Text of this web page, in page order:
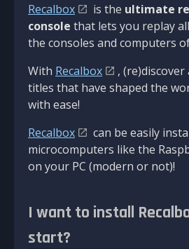
Recalbox is the ultimate
console that lets you replay
the consoles and computers
With Recalbox
,
titles that have shaped the
with ease!
Recalbox
can be easily
microcomputers like the
on your PC (modern or not)!
I want to install
start?